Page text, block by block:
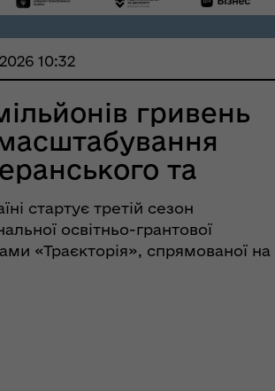
10:32
гривень
та
стартує третій сезон
освітньо-грантової
«Траєкторія», спрямованої на